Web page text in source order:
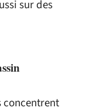
sur des
concentrent